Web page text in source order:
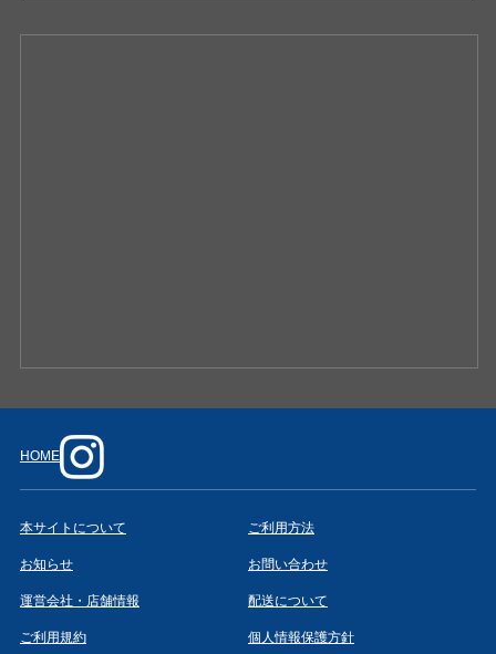
HOME
本サイトについて ご利用方法
お知らせ お問い合わせ
運営会社・店舗情報 配送について
ご利用規約 個人情報保護方針